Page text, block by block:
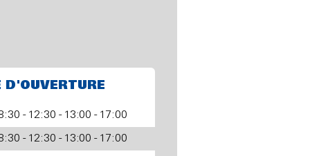
D'OUVERTURE
- 12:30 - 13:00 - 17:00
- 12:30 - 13:00 - 17:00